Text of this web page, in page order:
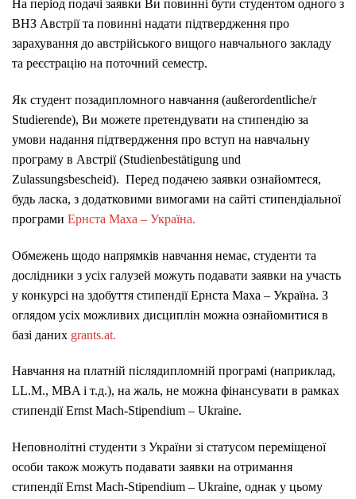
На період подачі заявки Ви повинні бути студентом одного з
ВНЗ Австрії та повинні надати підтвердження про
зарахування до австрійського вищого навчального закладу
та реєстрацію на поточний семестр.
Як студент позадипломного навчання (außerordentliche/r
Studierende), Ви можете претендувати на стипендію за
умови надання підтвердження про вступ на навчальну
програму в Австрії (Studienbestätigung und
Zulassungsbescheid). Перед подачею заявки ознайомтеся,
будь ласка, з додатковими вимогами на сайті стипендіальної
програми Ернста Маха – Україна.
Обмежень щодо напрямків навчання немає, студенти та
дослідники з усіх галузей можуть подавати заявки на участь
у конкурсі на здобуття стипендії Ернста Маха – Україна. З
оглядом усіх можливих дисциплін можна ознайомитися в
базі даних grants.at.
Навчання на платній післядипломній програмі (наприклад,
LL.M., MBA і т.д.), на жаль, не можна фінансувати в рамках
стипендії Ernst Mach-Stipendium – Ukraine.
Неповнолітні студенти з України зі статусом переміщеної
особи також можуть подавати заявки на отримання
стипендії Ernst Mach-Stipendium – Ukraine, однак у цьому